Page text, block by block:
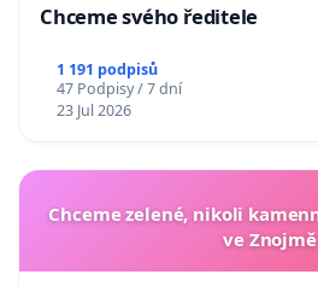
Chceme svého ředitele
1 191 podpisů
47 Podpisy / 7 dní
23 Jul 2026
Chceme zelené, nikoli
ve Znojmě